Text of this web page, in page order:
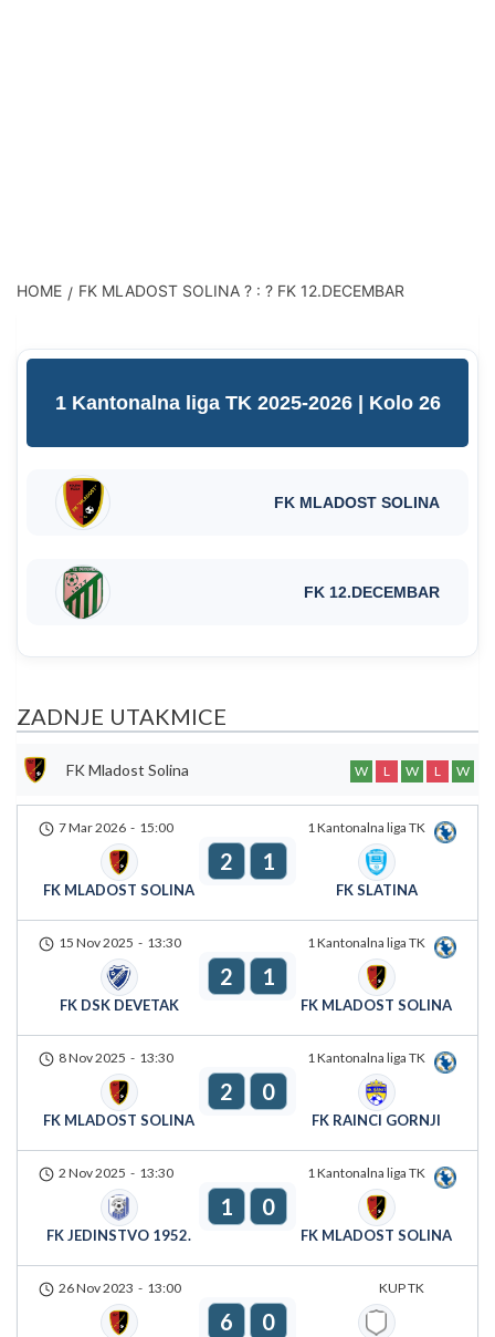
HOME FK MLADOST SOLINA ? : ? FK 12.DECEMBAR
1 Kantonalna liga TK 2025-2026 | Kolo 26
FK MLADOST SOLINA
FK 12.DECEMBAR
ZADNJE UTAKMICE
FK Mladost Solina W L W L W
1 Kantonalna liga TK
7 Mar 2026 - 15:00
FK MLADOST SOLINA
2 1
FK SLATINA
1 Kantonalna liga TK
15 Nov 2025 - 13:30
FK DSK DEVETAK
2 1
FK MLADOST SOLINA
1 Kantonalna liga TK
8 Nov 2025 - 13:30
FK MLADOST SOLINA
2 0
FK RAINCI GORNJI
1 Kantonalna liga TK
2 Nov 2025 - 13:30
FK JEDINSTVO 1952.
1 0
FK MLADOST SOLINA
KUP TK
26 Nov 2023 - 13:00
6 0